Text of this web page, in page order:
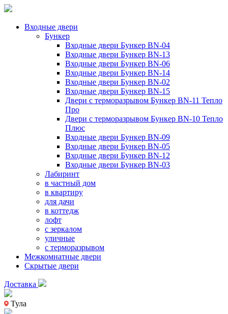
Входные двери
Бункер
Входные двери Бункер BN-04
Входные двери Бункер BN-13
Входные двери Бункер BN-06
Входные двери Бункер BN-14
Входные двери Бункер BN-02
Входные двери Бункер BN-15
Двери с терморазрывом Бункер BN-11 Тепло
Про
Двери с терморазрывом Бункер BN-10 Тепло
Плюс
Входные двери Бункер BN-09
Входные двери Бункер BN-05
Входные двери Бункер BN-12
Входные двери Бункер BN-03
Лабиринт
в частный дом
в квартиру
для дачи
в коттедж
лофт
с зеркалом
уличные
с терморазрывом
Межкомнатные двери
Скрытые двери
Доставка
Тула